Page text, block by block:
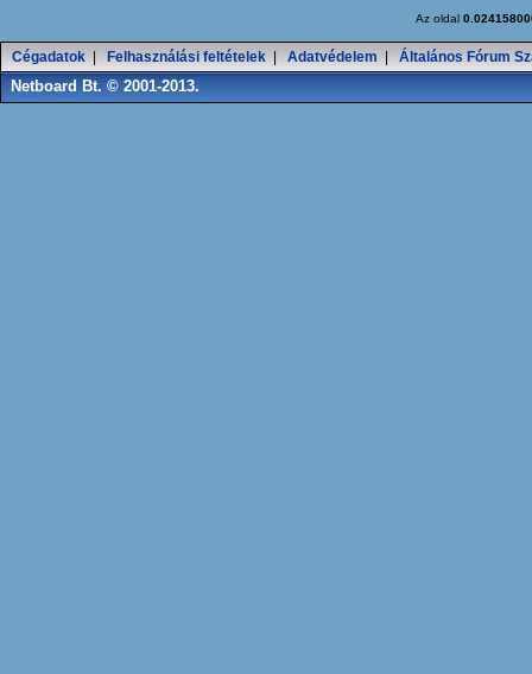
Az oldal
Cégadatok Felhasználási feltételek Adatvédelem Általános Fórum
Netboard Bt. © 2001-2013.